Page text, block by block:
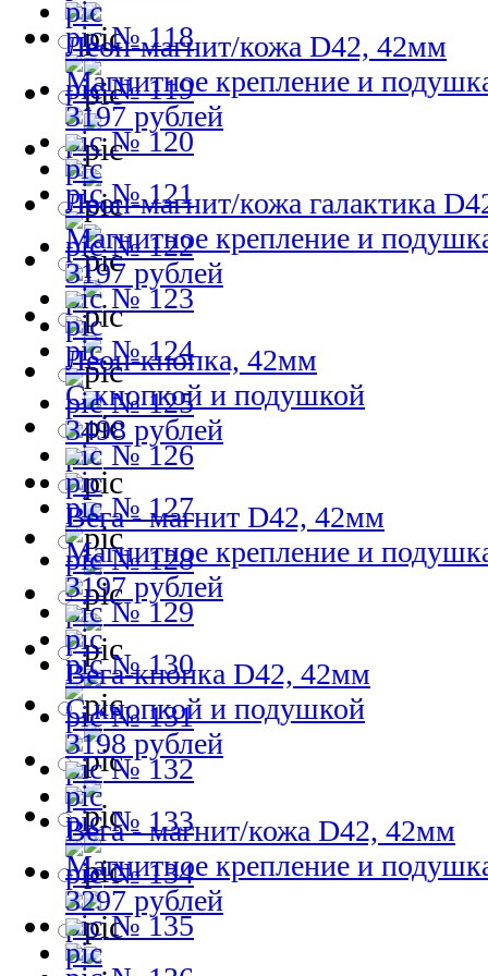
№ 118
№ 119
№ 120
№ 121
№ 122
№ 123
№ 124
№ 125
№ 126
№ 127
№ 128
№ 129
№ 130
№ 131
№ 132
№ 133
№ 134
№ 135
Леон-магнит/кожа D42, 42мм
Магнитное крепление и
3197 рублей
Леон-магнит/кожа галактика
Магнитное крепление и
3197 рублей
Леон-кнопка, 42мм
С кнопкой и подушкой
3498 рублей
Вега - магнит D42, 42мм
Магнитное крепление и
3197 рублей
Вега-кнопка D42, 42мм
С кнопкой и подушкой
3198 рублей
Вега - магнит/кожа D42, 42мм
Магнитное крепление и
3297 рублей